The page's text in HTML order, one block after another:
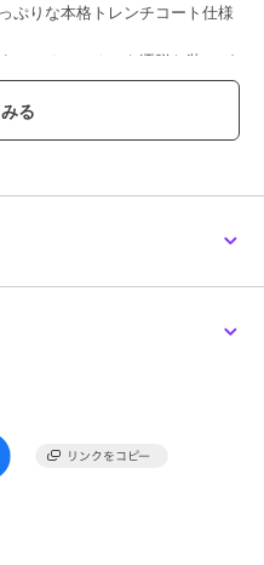
ぷりな本格トレンチコート仕様
ってオン・オフも洒脱な装いが
まった使った本格的な一着で
としたスタイルをお楽しみいた
な作りでエレガントな雰囲気を
をを実現してくれます。